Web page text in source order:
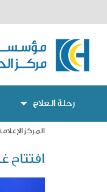
رحلة العلاج
المركز